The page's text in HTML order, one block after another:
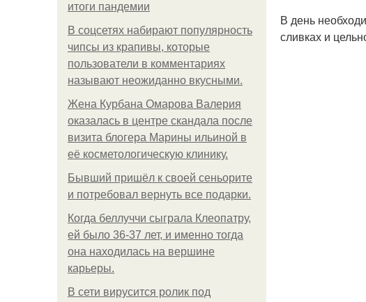
итоги пандемии
В соцсетях набирают популярность
чипсы из крапивы, которые
пользователи в комментариях
называют неожиданно вкусными.
Жена Курбана Омарова Валерия
оказалась в центре скандала после
визита блогера Марины ильиной в
её косметологическую клинику.
Бывший пришёл к своей сеньорите
и потребовал вернуть все подарки.
Когда беллуччи сыграла Клеопатру,
ей было 36-37 лет, и именно тогда
она находилась на вершине
карьеры.
В сети вирусится ролик под
В день
сливках и